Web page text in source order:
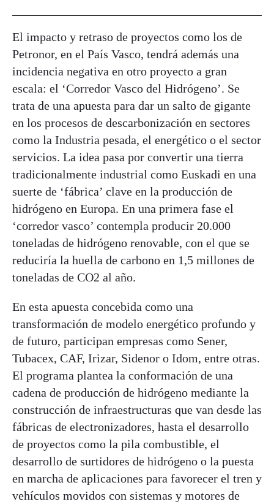
El impacto y retraso de proyectos como los de
Petronor, en el País Vasco, tendrá además una
incidencia negativa en otro proyecto a gran
escala: el ‘Corredor Vasco del Hidrógeno’. Se
trata de una apuesta para dar un salto de gigante
en los procesos de descarbonización en sectores
como la Industria pesada, el energético o el sector
servicios. La idea pasa por convertir una tierra
tradicionalmente industrial como Euskadi en una
suerte de ‘fábrica’ clave en la producción de
hidrógeno en Europa. En una primera fase el
‘corredor vasco’ contempla producir 20.000
toneladas de hidrógeno renovable, con el que se
reduciría la huella de carbono en 1,5 millones de
toneladas de CO2 al año.
En esta apuesta concebida como una
transformación de modelo energético profundo y
de futuro, participan empresas como Sener,
Tubacex, CAF, Irizar, Sidenor o Idom, entre otras.
El programa plantea la conformación de una
cadena de producción de hidrógeno mediante la
construcción de infraestructuras que van desde las
fábricas de electronizadores, hasta el desarrollo
de proyectos como la pila combustible, el
desarrollo de surtidores de hidrógeno o la puesta
en marcha de aplicaciones para favorecer el tren y
vehículos movidos con sistemas y motores de